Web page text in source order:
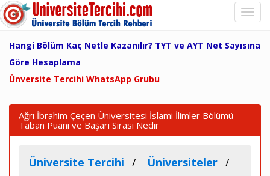
Hangi Bölüm Kaç Netle Kazanılır? TYT ve AYT Net Sayısına
Göre Hesaplama
Ünversite Tercihi WhatsApp Grubu
Ağrı İbrahim Çeçen Üniversitesi İslami İlimler Bölümü
Taban Puanı ve Başarı Sırası Nedir
Üniversite Tercihi
Üniversiteler